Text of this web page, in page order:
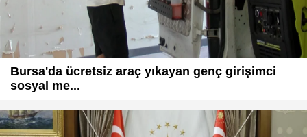
Bursa'da ücretsiz araç yıkayan genç girişimci
sosyal me...